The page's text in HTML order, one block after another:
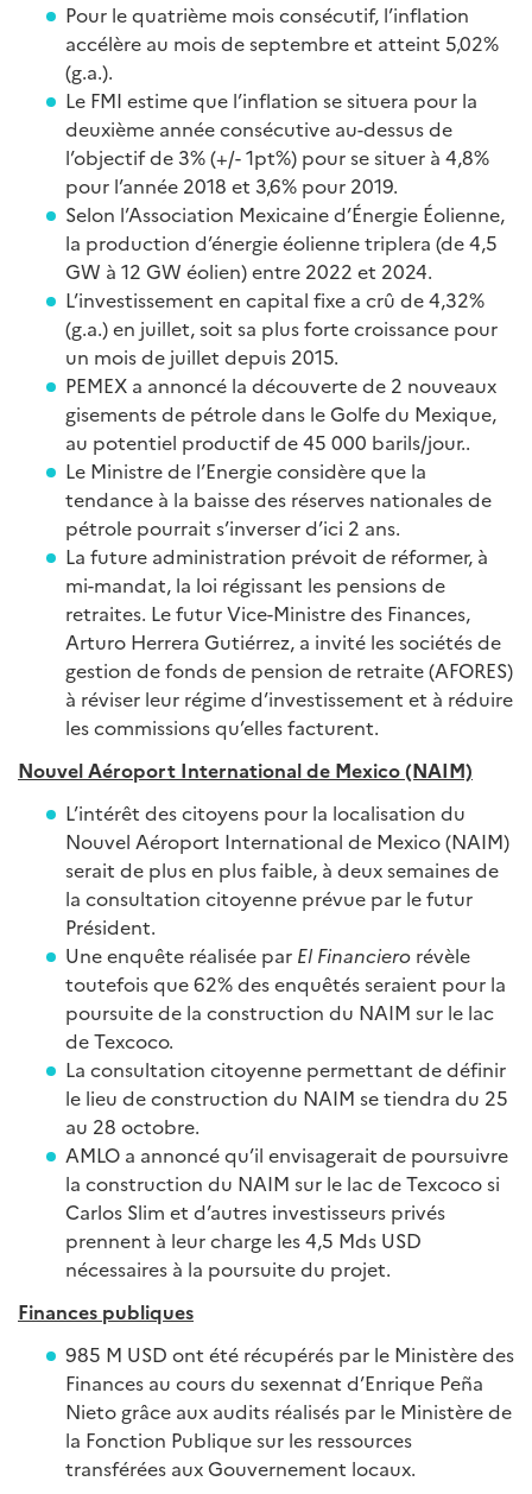
Pour le quatrième mois consécutif, l’inflation
accélère au mois de septembre et atteint 5,02%
(g.a.).
Le FMI estime que l’inflation se situera pour la
deuxième année consécutive au-dessus de
l’objectif de 3% (+/- 1pt%) pour se situer à 4,8%
pour l’année 2018 et 3,6% pour 2019.
Selon l’Association Mexicaine d’Énergie Éolienne,
la production d’énergie éolienne triplera (de 4,5
GW à 12 GW éolien) entre 2022 et 2024.
L’investissement en capital fixe a crû de 4,32%
(g.a.) en juillet, soit sa plus forte croissance pour
un mois de juillet depuis 2015.
PEMEX a annoncé la découverte de 2 nouveaux
gisements de pétrole dans le Golfe du Mexique,
au potentiel productif de 45 000 barils/jour..
Le Ministre de l’Energie considère que la
tendance à la baisse des réserves nationales de
pétrole pourrait s’inverser d’ici 2 ans.
La future administration prévoit de réformer, à
mi-mandat, la loi régissant les pensions de
retraites. Le futur Vice-Ministre des Finances,
Arturo Herrera Gutiérrez, a invité les sociétés de
gestion de fonds de pension de retraite (AFORES)
à réviser leur régime d’investissement et à réduire
les commissions qu’elles facturent.
Nouvel Aéroport International de Mexico (NAIM)
L’intérêt des citoyens pour la localisation du
Nouvel Aéroport International de Mexico (NAIM)
serait de plus en plus faible, à deux semaines de
la consultation citoyenne prévue par le futur
Président.
Une enquête réalisée par El Financiero révèle
toutefois que 62% des enquêtés seraient pour la
poursuite de la construction du NAIM sur le lac
de Texcoco.
La consultation citoyenne permettant de définir
le lieu de construction du NAIM se tiendra du 25
au 28 octobre.
AMLO a annoncé qu’il envisagerait de poursuivre
la construction du NAIM sur le lac de Texcoco si
Carlos Slim et d’autres investisseurs privés
prennent à leur charge les 4,5 Mds USD
nécessaires à la poursuite du projet.
Finances publiques
985 M USD ont été récupérés par le Ministère des
Finances au cours du sexennat d’Enrique Peña
Nieto grâce aux audits réalisés par le Ministère de
la Fonction Publique sur les ressources
transférées aux Gouvernement locaux.